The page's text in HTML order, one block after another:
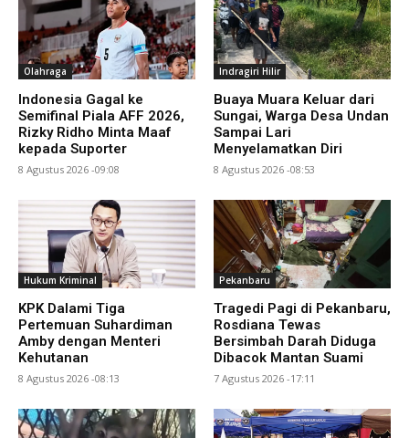
Olahraga
Indonesia Gagal ke
Semifinal Piala AFF 2026,
Rizky Ridho Minta Maaf
kepada Suporter
8 Agustus 2026 -09:08
Indragiri Hilir
Buaya Muara Keluar dari
Sungai, Warga Desa Undan
Sampai Lari
Menyelamatkan Diri
8 Agustus 2026 -08:53
Hukum Kriminal
KPK Dalami Tiga
Pertemuan Suhardiman
Amby dengan Menteri
Kehutanan
8 Agustus 2026 -08:13
Pekanbaru
Tragedi Pagi di Pekanbaru,
Rosdiana Tewas
Bersimbah Darah Diduga
Dibacok Mantan Suami
7 Agustus 2026 -17:11